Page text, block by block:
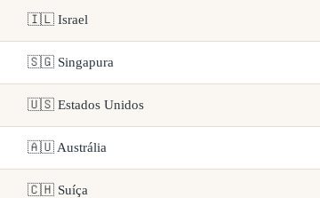
🇮🇱 Israel
🇸🇬 Singapura
🇺🇸 Estados Unidos
🇦🇺 Austrália
🇨🇭 Suíça